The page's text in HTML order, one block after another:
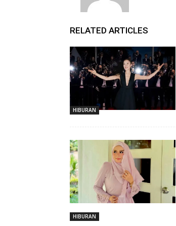
RELATED ARTICLES
HIBURAN
HIBURAN